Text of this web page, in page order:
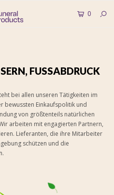
0
FUSSABDRUCK
bei allen unseren Tätigkeiten im
bewussten Einkaufspolitik und
von größtenteils natürlichen
arbeiten mit engagierten Partnern,
Lieferanten, die ihre Mitarbeiter
schützen und die